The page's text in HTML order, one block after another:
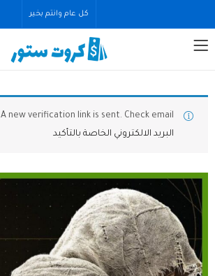
كل عام وانتم بخير
A new verification link is sent. Check email.
البريد الالكتروني الخاصة بالتأكيد